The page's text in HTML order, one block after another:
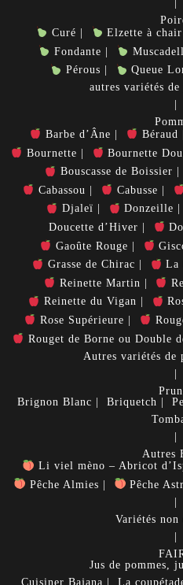
Curé
Elzette à
Fondante
Pérous
Queue
autres variétés de
Barbe d’Âne
Béraud
Bournette
Bournette
Bouscasse de Boissier
Cabassou
Cabusse
Djaleï
Donzeille
Doucette d’Hiver
Gaoûte Rouge
Grasse de Chirac
La
Reinette Martin
Reinette du Vigan
Rose Supérieure
Rouget de Borne ou Double
Autres variétés de
Brignon Blanc
Briquetch
Autres
Li viel mèno – Abricot
Pêche Almies
Pêche
Variétés non
Jus de pommes,
Cuisiner Bajana La